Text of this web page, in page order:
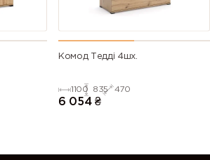
Комод Тедді 4шх.
1100 835 470
6 054 ₴